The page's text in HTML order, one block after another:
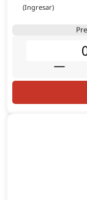
(Ingresar)